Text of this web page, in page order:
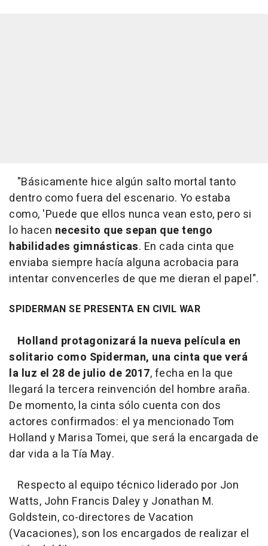
"Básicamente hice algún salto mortal tanto
dentro como fuera del escenario. Yo estaba
como, 'Puede que ellos nunca vean esto, pero si
lo hacen necesito que sepan que tengo
habilidades gimnásticas. En cada cinta que
enviaba siempre hacía alguna acrobacia para
intentar convencerles de que me dieran el papel".
SPIDERMAN SE PRESENTA EN CIVIL WAR
Holland protagonizará la nueva película en
solitario como Spiderman, una cinta que verá
la luz el 28 de julio de 2017, fecha en la que
llegará la tercera reinvención del hombre araña.
De momento, la cinta sólo cuenta con dos
actores confirmados: el ya mencionado Tom
Holland y Marisa Tomei, que será la encargada de
dar vida a la Tía May.
Respecto al equipo técnico liderado por Jon
Watts, John Francis Daley y Jonathan M.
Goldstein, co-directores de Vacation
(Vacaciones), son los encargados de realizar el